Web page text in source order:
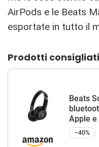
AirPods e le Beats
esportate in tutto il
Prodotti consigliati
Beats
Apple e
−40%